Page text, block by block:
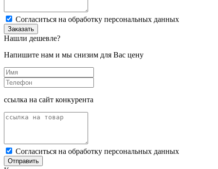
Cогласиться на обработку персональных данных
Заказать
Нашли дешевле?
Напишите нам и мы снизим для Вас цену
ссылка на сайт конкурента
Cогласиться на обработку персональных данных
Отправить